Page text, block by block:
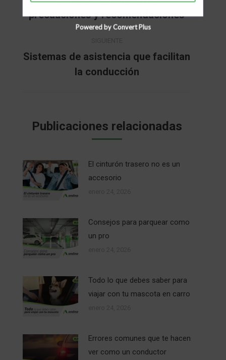
publicaciones
anterior:
precauciones y recomendaciones
Publicación
siguiente:
Sistemas de asistencia que facilitan
la conducción
Publicaciones relacionadas
El cinturón trasero no es un
accesorio
Consejos para parquear como
un pro
Todo lo que debes saber para
viajar con tu mascota en carro
Errores comunes que te hacen
ver como un conductor
Powered by Convert Plus